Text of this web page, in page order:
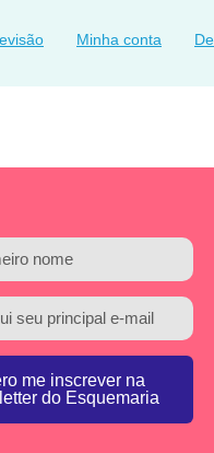
Minha conta
me inscrever na
do Esquemaria